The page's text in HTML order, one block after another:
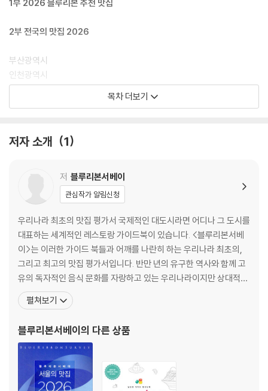
1부 2026 블루리본 추천 맛집
2부 전국의 맛집 2026
부산광역시
인천광역시
대구광역시
세종특별자치시
강원특별자치도
충청남도
전북특별자치도
전라남도
경상북도
경상남도
제주특별자치도
목차 더보기
저자 소개 1
저 블루리본서베이
관심작가 알림신청
우리나라 최초의 맛집 평가서 국제적인 대도시라면 어디나 그 도시를
대표하는 세계적인 레스토랑 가이드북이 있습니다. <블루리본서베
이>는 이러한 가이드 북들과 어깨를 나란히 하는 우리나라 최초의,
그리고 최고의 맛집 평가서입니다. 반만 년의 유구한 역사와 함께 고
유의 독자적인 음식 문화를 자랑하고 있는 우리나라이지만 상대적으
로 레스토랑의 역사는 매우 짧습니다. 서구는 본격적인 레스토랑의
역사를 2백 년으로 볼 때, 우리나라는 길어야 50년 남짓하다고 볼 수
한 평가 기준이 아직 모호한 상태에 있는 환경에서 시작한 <
펼쳐보기
블루리본서베이 의 다른 상품